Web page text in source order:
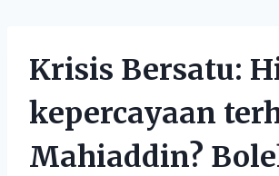
Krisis Bersatu:
kepercayaan
Mahiaddin?